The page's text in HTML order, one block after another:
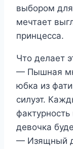
выбором
мечтает
принцесса.
Что делает
— Пышная
юбка из
силуэт.
девочка
— Изящный